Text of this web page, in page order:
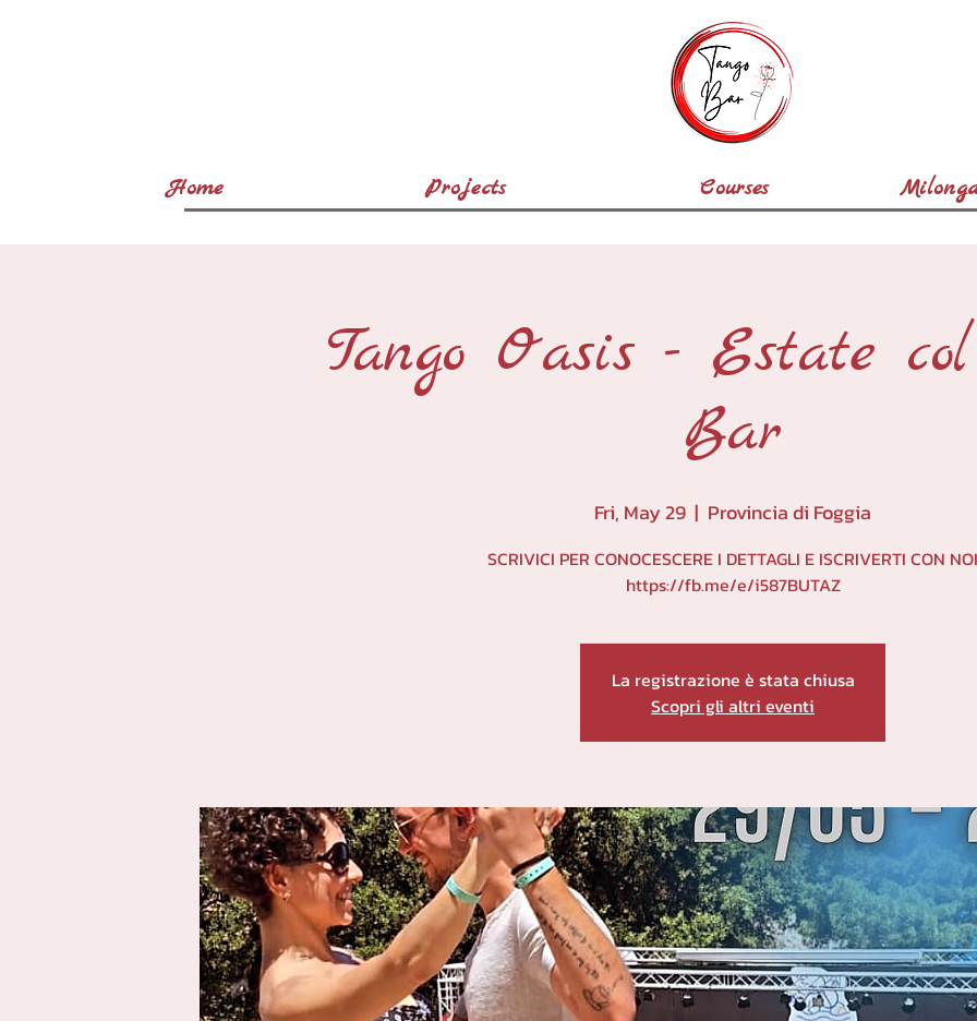
Home Projects Courses
Tango Oasis - Estate
Bar
Fri, May 29
  |
Provincia di Foggia
SCRIVICI PER CONOCESCERE I DETTAGLI E ISCRIVERTI CON NOI
https://fb.me/e/i587BUTAZ
La registrazione è stata chiusa
Scopri gli altri eventi